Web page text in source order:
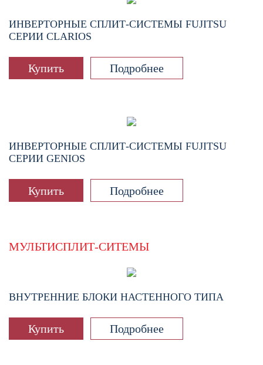
ИНВЕРТОРНЫЕ СПЛИТ-СИСТЕМЫ FUJITSU
СЕРИИ CLARIOS
Купить Подробнее
ИНВЕРТОРНЫЕ СПЛИТ-СИСТЕМЫ FUJITSU
СЕРИИ GENIOS
Купить Подробнее
МУЛЬТИСПЛИТ-СИТЕМЫ
ВНУТРЕННИЕ БЛОКИ НАСТЕННОГО ТИПА
Купить Подробнее